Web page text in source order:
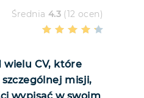
Średnia 4.3 (12 ocen)
wielu CV, które
misji,